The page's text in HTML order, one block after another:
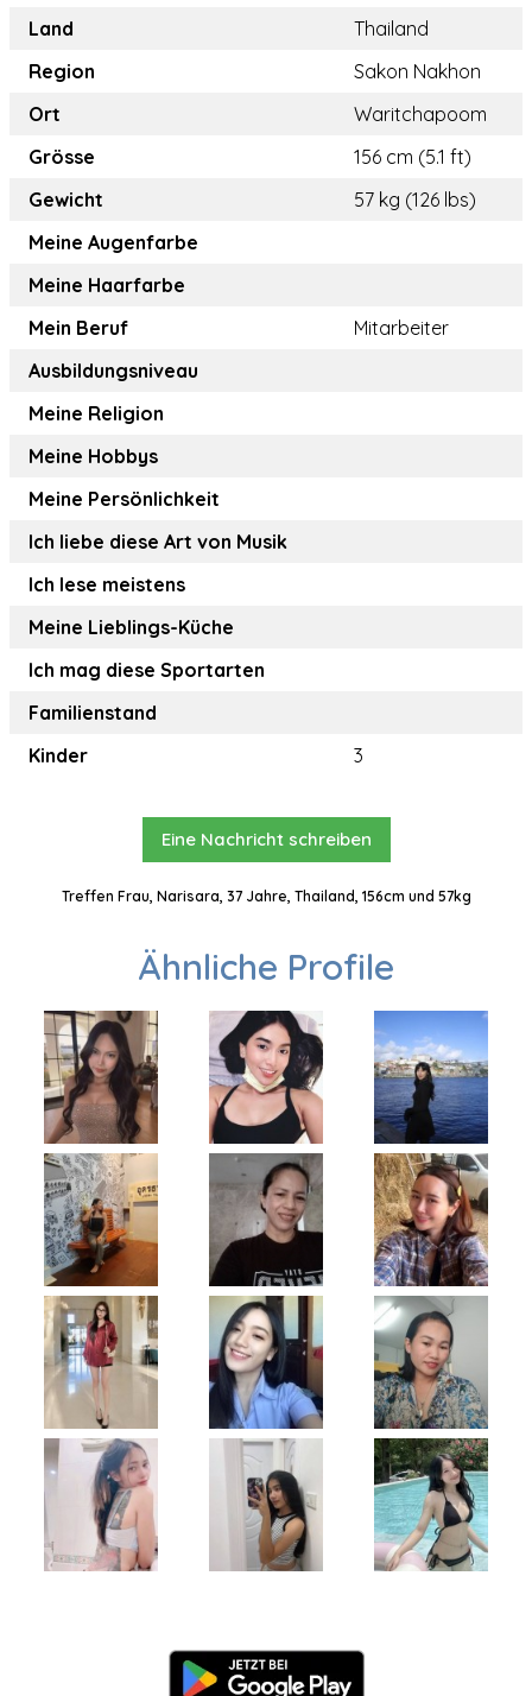
Land
Thailand
Region
Sakon Nakhon
Ort
Waritchapoom
Grösse
156 cm (5.1 ft)
Gewicht
57 kg (126 lbs)
Meine Augenfarbe
Meine Haarfarbe
Mein Beruf
Mitarbeiter
Ausbildungsniveau
Meine Religion
Meine Hobbys
Meine Persönlichkeit
Ich liebe diese Art von Musik
Ich lese meistens
Meine Lieblings-Küche
Ich mag diese Sportarten
Familienstand
Kinder
3
Eine Nachricht schreiben
Treffen Frau, Narisara, 37 Jahre, Thailand, 156cm und 57kg
Ähnliche Profile